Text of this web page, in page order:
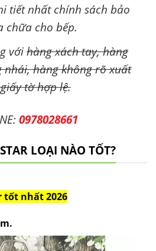
tiết nhất chính sách bảo
chữa cho bếp.
vớihàng xách tay, hàng
nhái, hàng không rõ xuất
tờ hợp lệ.
0978028661
LOẠI NÀO TỐT?
tốt nhất 2026
.